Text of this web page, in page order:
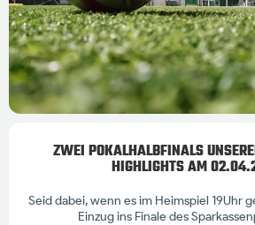
ZWEI POKALHALBFINALS
HIGHLIGHTS AM
Seid dabei, wenn es im Heimspiel 19Uhr
Einzug ins Finale des